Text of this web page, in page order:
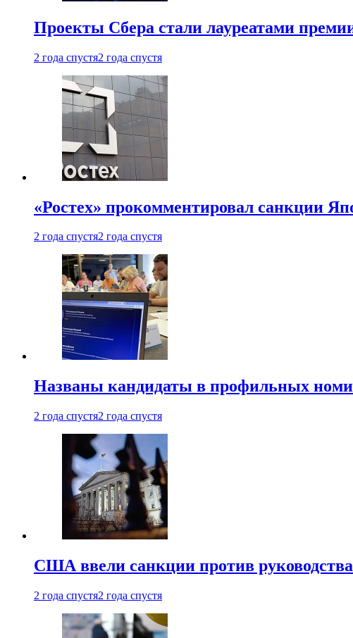
Проекты Сбера стали лауреатами
2 года спустя2 года спустя
«Ростех» прокомментировал санкции
2 года спустя2 года спустя
Названы кандидаты в профильных
2 года спустя2 года спустя
США ввели санкции против
2 года спустя2 года спустя